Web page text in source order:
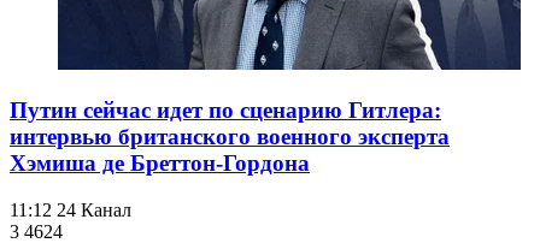
Путин сейчас идет по сценарию Гитлера:
интервью британского военного эксперта
Хэмиша де Бреттон-Гордона
11:12 24 Канал
3 4624